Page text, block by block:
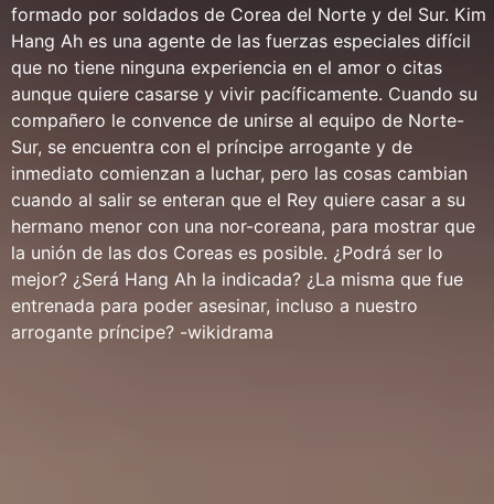
formado por soldados de Corea del Norte y del Sur. Kim
Hang Ah es una agente de las fuerzas especiales difícil
que no tiene ninguna experiencia en el amor o citas
aunque quiere casarse y vivir pacíficamente. Cuando su
compañero le convence de unirse al equipo de Norte-
Sur, se encuentra con el príncipe arrogante y de
inmediato comienzan a luchar, pero las cosas cambian
cuando al salir se enteran que el Rey quiere casar a su
hermano menor con una nor-coreana, para mostrar que
la unión de las dos Coreas es posible. ¿Podrá ser lo
mejor? ¿Será Hang Ah la indicada? ¿La misma que fue
entrenada para poder asesinar, incluso a nuestro
arrogante príncipe? -wikidrama